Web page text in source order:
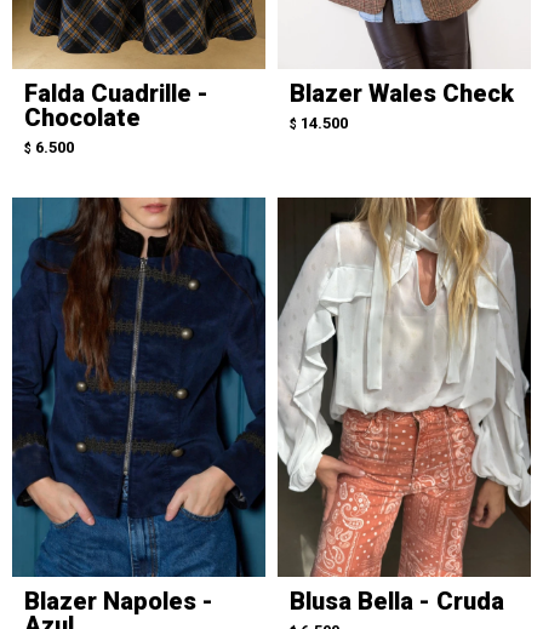
Falda Cuadrille -
Chocolate
$ 6.500
Blazer Wales Check
$ 14.500
Blazer Napoles -
Blusa Bella - Cruda